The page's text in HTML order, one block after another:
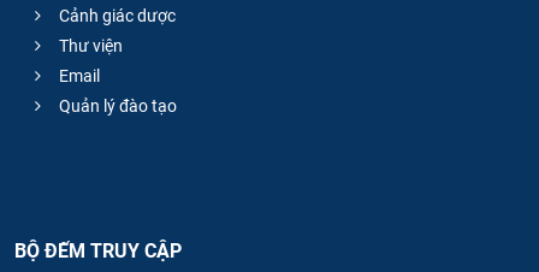
Cảnh giác dược
Thư viện
Email
Quản lý đào tạo
BỘ ĐẾM TRUY CẬP